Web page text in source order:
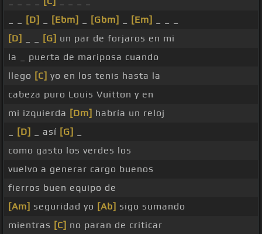
[D] [Ebm] [Gbm] [Em]
[D]
[G] un par de forjaros en mi
la _ puerta de mariposa cuando
llego [C] yo en los tenis hasta la
cabeza puro Louis Vuitton y en
mi izquierda [Dm] habría un reloj
[D] _ así [G]
como gasto los verdes los
vuelvo a generar cargo buenos
fierros buen equipo de
[Am] seguridad yo [Ab] sigo sumando
mientras [C] no paran de criticar